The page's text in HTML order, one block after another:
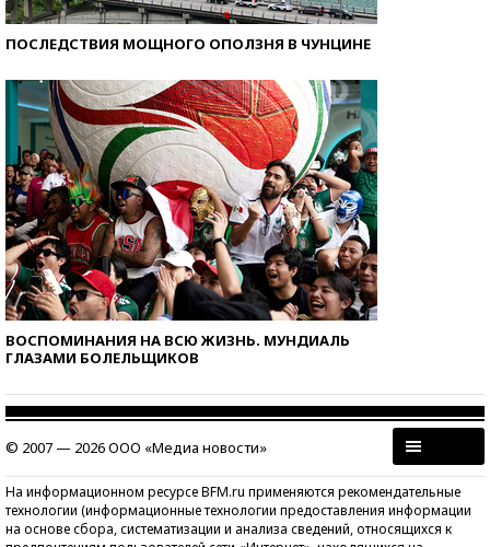
ПОСЛЕДСТВИЯ МОЩНОГО ОПОЛЗНЯ В ЧУНЦИНЕ
ВОСПОМИНАНИЯ НА ВСЮ ЖИЗНЬ. МУНДИАЛЬ
ГЛАЗАМИ БОЛЕЛЬЩИКОВ
© 2007 — 2026 ООО «Медиа новости»
На информационном ресурсе BFM.ru применяются рекомендательные
технологии (информационные технологии предоставления информации
на основе сбора, систематизации и анализа сведений, относящихся к